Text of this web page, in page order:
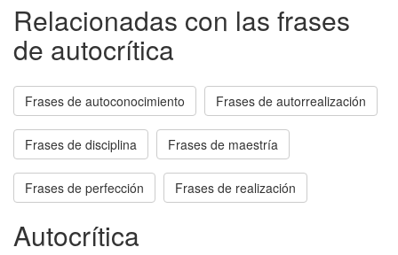
Relacionadas con las frases
de autocrítica
Frases de autoconocimiento Frases de autorrealización
Frases de disciplina Frases de maestría
Frases de perfección Frases de realización
Autocrítica